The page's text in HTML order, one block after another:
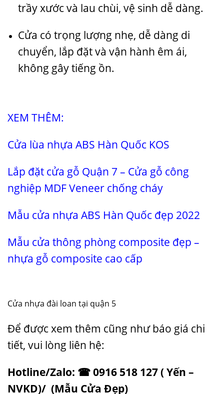
trầy xước và lau chùi, vệ sinh dễ dàng.
Cửa có trọng lượng nhẹ, dễ dàng di
chuyển, lắp đặt và vận hành êm ái,
không gây tiếng ồn.
XEM THÊM:
Cửa lùa nhựa ABS Hàn Quốc KOS
Lắp đặt cửa gỗ Quận 7 – Cửa gỗ công
nghiệp MDF Veneer chống cháy
Mẫu cửa nhựa ABS Hàn Quốc đẹp 2022
Mẫu cửa thông phòng composite đẹp –
nhựa gỗ composite cao cấp
Cửa nhựa đài loan tại quận 5
Để được xem thêm cũng nhưbáo giá chi
tiết, vui lòng liên hệ:
Hotline/Zalo: ☎ 0916 518 127 ( Yến –
NVKD)/ (Mẫu Cửa Đẹp)